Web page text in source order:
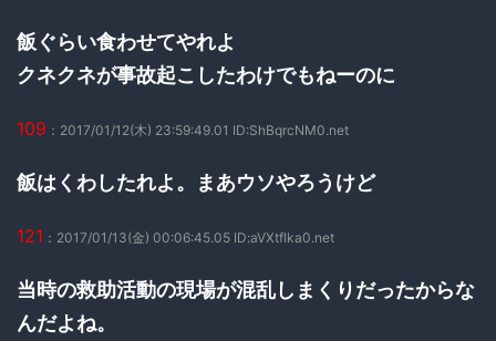
飯ぐらい食わせてやれよ
クネクネが事故起こしたわけでもねーのに
109 ：2017/01/12(木) 23:59:49.01 ID:ShBqrcNM0.net
飯はくわしたれよ。まあウソやろうけど
121 ：2017/01/13(金) 00:06:45.05 ID:aVXtflka0.net
当時の救助活動の現場が混乱しまくりだったからな
んだよね。